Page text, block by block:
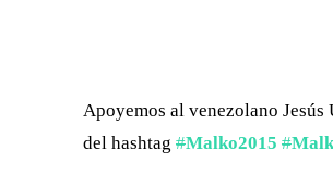
Apoyemos al venezolano
del hashtag #Malko2015 #